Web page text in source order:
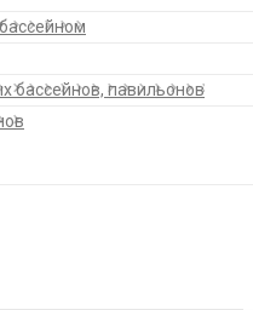
бассейнов, павильонов